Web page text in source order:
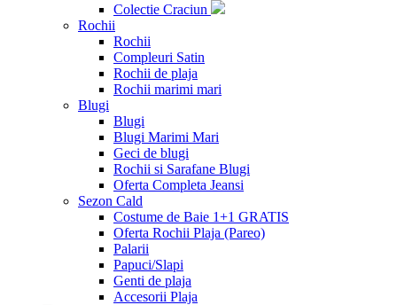
Colectie Craciun
Rochii
Rochii
Compleuri Satin
Rochii de plaja
Rochii marimi mari
Blugi
Blugi
Blugi Marimi Mari
Geci de blugi
Rochii si Sarafane Blugi
Oferta Completa Jeansi
Sezon Cald
Costume de Baie 1+1 GRATIS
Oferta Rochii Plaja (Pareo)
Palarii
Papuci/Slapi
Genti de plaja
Accesorii Plaja